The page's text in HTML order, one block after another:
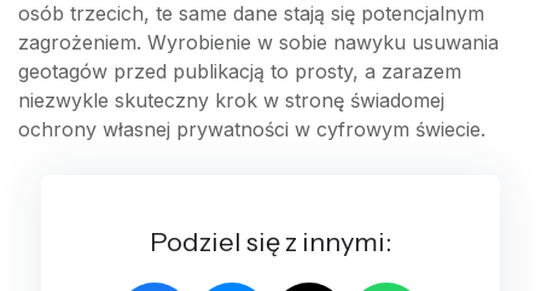
osób trzecich, te same dane stają się potencjalnym
zagrożeniem. Wyrobienie w sobie nawyku usuwania
geotagów przed publikacją to prosty, a zarazem
niezwykle skuteczny krok w stronę świadomej
ochrony własnej prywatności w cyfrowym świecie.
Podziel się z innymi: